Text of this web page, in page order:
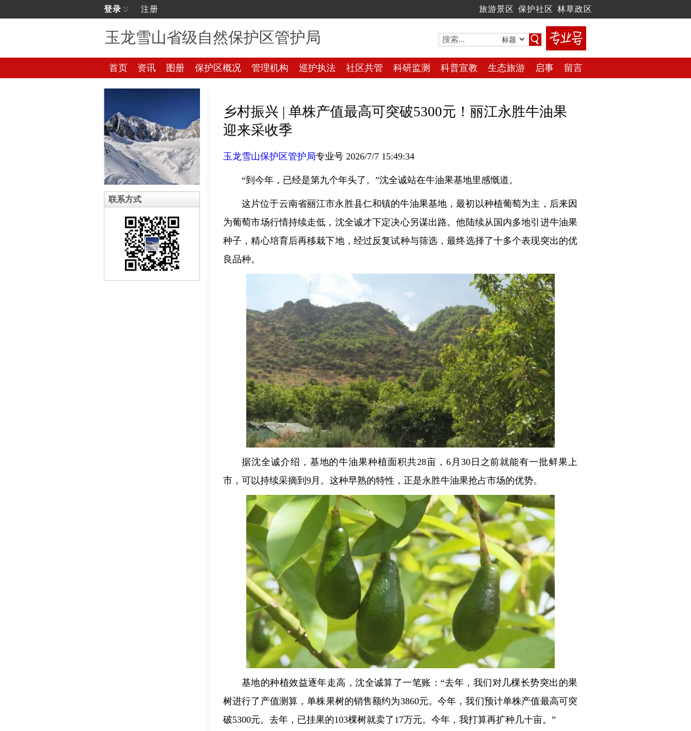
登录 注册 旅游景区 保护社区 林草政区
玉龙雪山省级自然保护区管护局
首页 资讯 图册 保护区概况 管理机构 巡护执法 社区共管 科研监测 科普宣教 生态旅游 启事 留言
乡村振兴 | 单株产值最高可突破5300元！丽江永胜牛油果
迎来采收季
玉龙雪山保护区管护局专业号 2026/7/7 15:49:34
“到今年，已经是第九个年头了。”沈全诚站在牛油果基地里感慨道。
这片位于云南省丽江市永胜县仁和镇的牛油果基地，最初以种植葡萄为主，后来因
为葡萄市场行情持续走低，沈全诚才下定决心另谋出路。他陆续从国内多地引进牛油果
种子，精心培育后再移栽下地，经过反复试种与筛选，最终选择了十多个表现突出的优
良品种。
据沈全诚介绍，基地的牛油果种植面积共28亩，6月30日之前就能有一批鲜果上
市，可以持续采摘到9月。这种早熟的特性，正是永胜牛油果抢占市场的优势。
基地的种植效益逐年走高，沈全诚算了一笔账：“去年，我们对几棵长势突出的果
树进行了产值测算，单株果树的销售额约为3860元。今年，我们预计单株产值最高可突
破5300元。去年，已挂果的103棵树就卖了17万元。今年，我打算再扩种几十亩。”
联系方式